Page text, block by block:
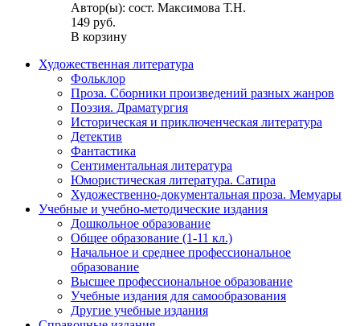
Автор(ы): сост. Максимова Т.Н.
149 руб.
В корзину
Художественная литература
Фольклор
Проза. Сборники произведений разных жанров
Поэзия. Драматургия
Историческая и приключенческая литература
Детектив
Фантастика
Сентиментальная литература
Юмористическая литература. Сатира
Художественно-документальная проза. Мемуары
Учебные и учебно-методические издания
Дошкольное образование
Общее образование (1-11 кл.)
Начальное и среднее профессиональное
образование
Высшее профессиональное образование
Учебные издания для самообразования
Другие учебные издания